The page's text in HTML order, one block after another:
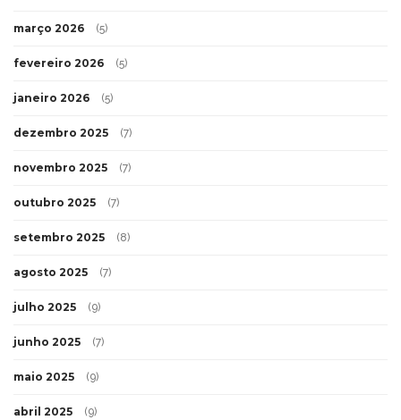
março 2026 (5)
fevereiro 2026 (5)
janeiro 2026 (5)
dezembro 2025 (7)
novembro 2025 (7)
outubro 2025 (7)
setembro 2025 (8)
agosto 2025 (7)
julho 2025 (9)
junho 2025 (7)
maio 2025 (9)
abril 2025 (9)